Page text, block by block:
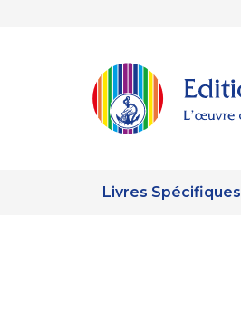
Livres Spécifiques